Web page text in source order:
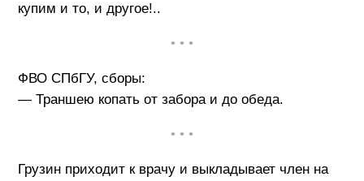
купим и то, и другое!..
• • •
ФВО СПбГУ, сборы:
— Траншею копать от забора и до обеда.
• • •
Грузин приходит к врачу и выкладывает член на